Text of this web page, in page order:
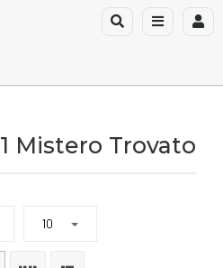
1 Mistero Trovato
10